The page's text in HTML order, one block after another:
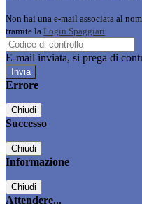
Non hai una e-mail associata al
tramite la Login Spaggiari
E-mail inviata, si prega di
Errore
Chiudi
Successo
Chiudi
Informazione
Chiudi
Attendere...